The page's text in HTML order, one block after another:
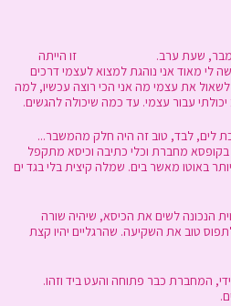
ספטמבר, שעת ערב. זו הייתה
לי מאוד אני נוהגת למצוא לעצמי דרכים
את עצמי מה אני הכי רוצה עכשיו, למה
עבור עצמי. עד כמה שיכולה להגשים.
לים, לבד, טוב זה היה חלק מהמשבר...
מחברת וכלי כתיבה וכיסא מתקפל
באוטו מאשר בים. שמלה קיצית בלי בגד ים
הנכונה לשים את הכיסא, שיהיה שורה
טוב את השקיעה. שהרגליים יהיו קצת
המחברת כבר פתוחה והעט ביד וזהו.